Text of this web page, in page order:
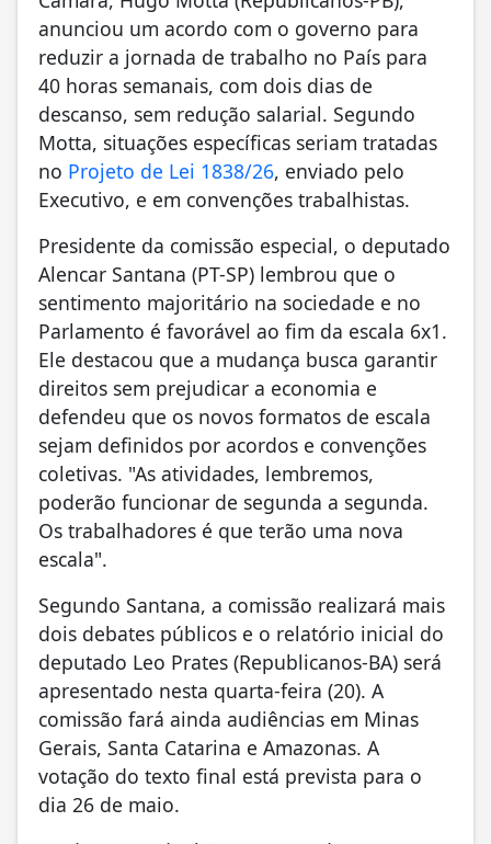
anunciou um acordo com o governo para
reduzir a jornada de trabalho no País para
40 horas semanais, com dois dias de
descanso, sem redução salarial. Segundo
Motta, situações específicas seriam tratadas
no Projeto de Lei 1838/26, enviado pelo
Executivo, e em convenções trabalhistas.
Presidente da comissão especial, o deputado
Alencar Santana (PT-SP) lembrou que o
sentimento majoritário na sociedade e no
Parlamento é favorável ao fim da escala 6x1.
Ele destacou que a mudança busca garantir
direitos sem prejudicar a economia e
defendeu que os novos formatos de escala
sejam definidos por acordos e convenções
coletivas. "As atividades, lembremos,
poderão funcionar de segunda a segunda.
Os trabalhadores é que terão uma nova
escala".
Segundo Santana, a comissão realizará mais
dois debates públicos e o relatório inicial do
deputado Leo Prates (Republicanos-BA) será
apresentado nesta quarta-feira (20). A
comissão fará ainda audiências em Minas
Gerais, Santa Catarina e Amazonas. A
votação do texto final está prevista para o
dia 26 de maio.